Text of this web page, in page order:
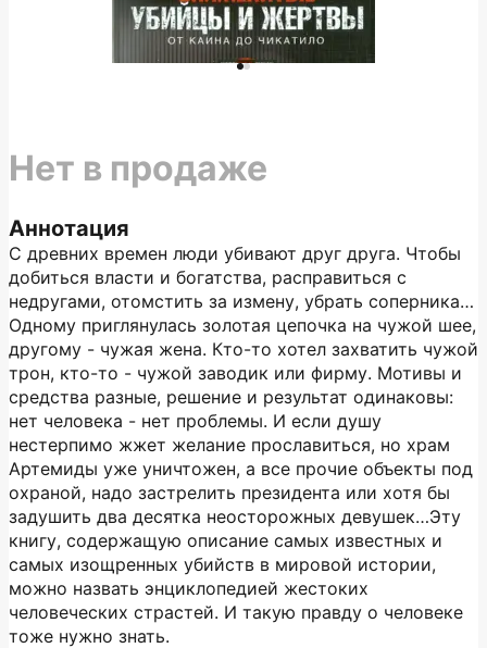
Аннотация
С древних времен люди убивают друг друга. Чтобы
добиться власти и богатства, расправиться с
недругами, отомстить за измену, убрать соперника…
Одному приглянулась золотая цепочка на чужой шее,
другому - чужая жена. Кто-то хотел захватить чужой
трон, кто-то - чужой заводик или фирму. Мотивы и
средства разные, решение и результат одинаковы:
нет человека - нет проблемы. И если душу
нестерпимо жжет желание прославиться, но храм
Артемиды уже уничтожен, а все прочие объекты под
охраной, надо застрелить президента или хотя бы
задушить два десятка неосторожных девушек…Эту
книгу, содержащую описание самых известных и
самых изощренных убийств в мировой истории,
можно назвать энциклопедией жестоких
человеческих страстей. И такую правду о человеке
тоже нужно знать.
Нет в продаже